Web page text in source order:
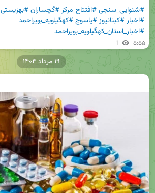
#شنوایی_سنجی#افتتاح_مرکز#گچساران#بهزیستی
#اخبار#کبنانیوز#یاسوج#کهگیلویه_بویراحمد
#اخبار_استان_کهگیلویه_بویراحمد
1 ۵:۵۵
۱۹ مرداد ۱۴۰۴